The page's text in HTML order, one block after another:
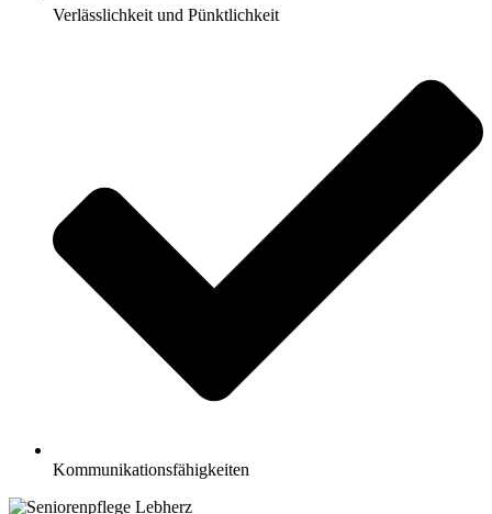
Verlässlichkeit und Pünktlichkeit
Kommunikationsfähigkeiten